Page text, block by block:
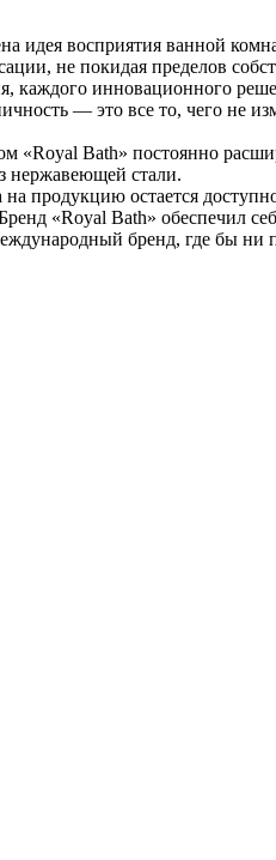
восприятия ванной
не покидая пределов
каждого инновационного
— это все то, чего не
«Royal Bath» постоянно
нержавеющей стали.
продукцию остается
«Royal Bath» обеспечил
бренд, где бы ни